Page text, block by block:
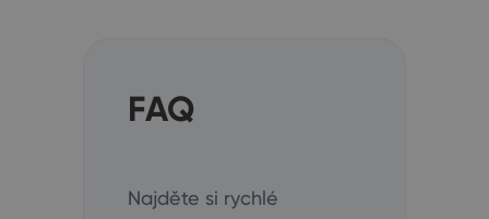
FAQ
Najděte si rychlé